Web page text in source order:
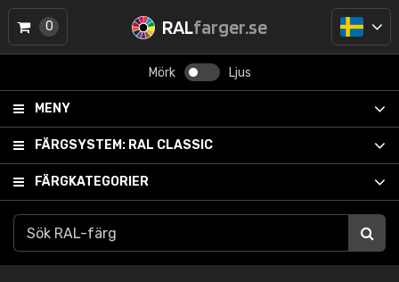
RALfarger.se
Mörk Ljus
MENY
FÄRGSYSTEM: RAL CLASSIC
FÄRGKATEGORIER
0